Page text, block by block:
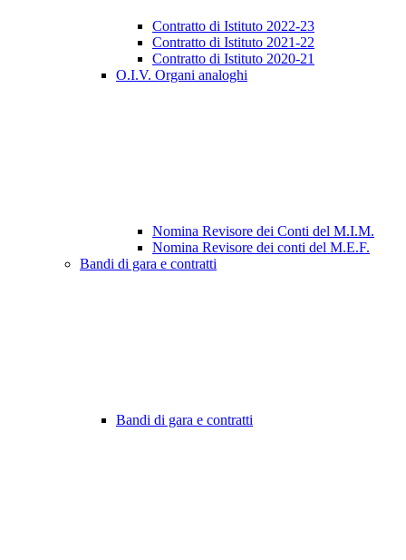
Contratto di Istituto 2022-23
Contratto di Istituto 2021-22
Contratto di Istituto 2020-21
O.I.V. Organi analoghi
Nomina Revisore dei Conti del M.I.M.
Nomina Revisore dei conti del M.E.F.
Bandi di gara e contratti
Bandi di gara e contratti